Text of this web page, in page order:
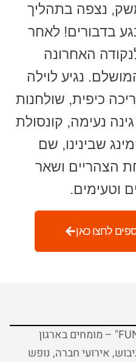
נצפה בתהליך
בדבורים! לאחר
האחרונה
נגיע לוילה
כיפית, שולחנות
נעימה, קונסולת
שבינינו, שם
הצהריים ושאר
וטעימים.
לחצו כאן
Outmind מקבוצת "FUN GROUP" – מומחים בארגון
אירועי חברה, נופש